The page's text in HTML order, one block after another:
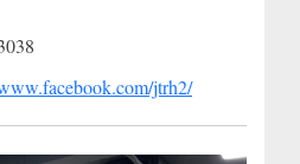
jtrh2/